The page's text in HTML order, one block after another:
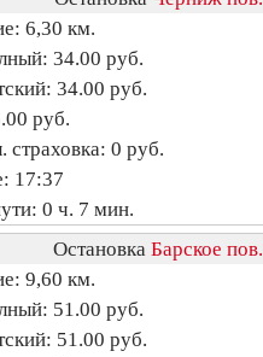
6,30 км.
34.00 руб.
34.00 руб.
руб.
страховка: 0 руб.
17:37
0 ч. 7 мин.
Остановка Барское пов.
9,60 км.
51.00 руб.
51.00 руб.